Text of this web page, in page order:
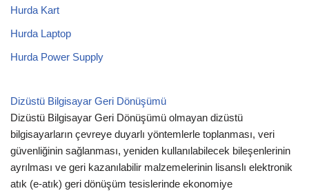
Hurda Kart
Hurda Laptop
Hurda Power Supply
Dizüstü Bilgisayar Geri Dönüşümü
Dizüstü Bilgisayar Geri Dönüşümü olmayan dizüstü
bilgisayarların çevreye duyarlı yöntemlerle toplanması, veri
güvenliğinin sağlanması, yeniden kullanılabilecek bileşenlerinin
ayrılması ve geri kazanılabilir malzemelerinin lisanslı elektronik
atık (e-atık) geri dönüşüm tesislerinde ekonomiye